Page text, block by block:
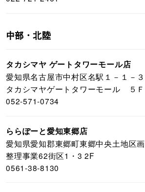
中部・北陸
タカシマヤ ゲートタワーモール店
愛知県名古屋市中村区名駅１－１－３
タカシマヤゲートタワーモール ５Ｆ
052-571-0734
ららぽーと愛知東郷店
愛知県愛知郡東郷町東郷中央土地区画
整理事業62街区1・3 2F
0561-38-8130